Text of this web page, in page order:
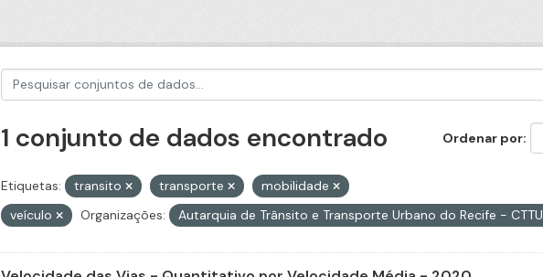
Ordenar por
1 conjunto de dados encontrado
Etiquetas: transito transporte
mobilidade
veículo
Organizações: Autarquia de Trânsito e Transporte Urbano do Recife - CTTU